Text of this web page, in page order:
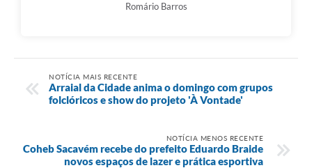
Romário Barros
NOTÍCIA MAIS RECENTE
Arraial da Cidade anima o domingo com grupos
folclóricos e show do projeto 'À Vontade'
NOTÍCIA MENOS RECENTE
Coheb Sacavém recebe do prefeito Eduardo Braide
novos espaços de lazer e prática esportiva